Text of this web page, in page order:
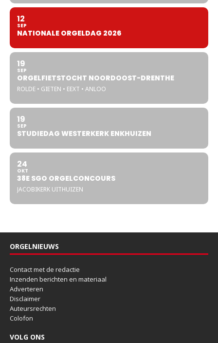
12
SEP
NATIONALE ORGELDAG 2026
19
SEP
ORGELFIETSTOCHT NOORDOOST-DRENTHE
ROLDE • GIETEN • EEXT • ANLOO
19
SEP
STUDIEDAG WESTERKERK ENKHUIZEN
24
OKT
38E SGO ORGELCONCOURS
JACOBIKERK UITHUIZEN
ORGELNIEUWS
Contact met de redactie
Inzenden berichten en materiaal
Adverteren
Disclaimer
Auteursrechten
Colofon
VOLG ONS